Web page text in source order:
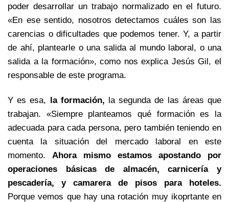
poder desarrollar un trabajo normalizado en el futuro.
«En ese sentido, nosotros detectamos cuáles son las
carencias o dificultades que podemos tener. Y, a partir
de ahí, plantearle o una salida al mundo laboral, o una
salida a la formación», como nos explica Jesús Gil, el
responsable de este programa.
Y es esa, la formación, la segunda de las áreas que
trabajan. «Siempre planteamos qué formación es la
adecuada para cada persona, pero también teniendo en
cuenta la situación del mercado laboral en este
momento. Ahora mismo estamos apostando por
operaciones básicas de almacén, carnicería y
pescadería, y camarera de pisos para hoteles.
Porque vemos que hay una rotación muy ikoprtante en